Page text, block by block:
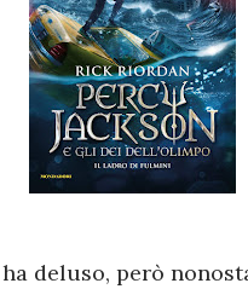
deluso, però